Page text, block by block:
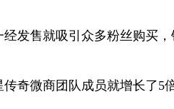
售就吸引众多粉丝购买，
微商团队成员就增长了5